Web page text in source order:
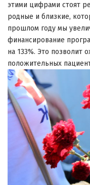
этими цифрами стоят
родные и близкие,
прошлом году мы
финансирование
на 133%. Это позволит
положительных